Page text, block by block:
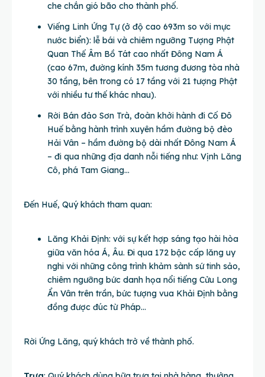
che chắn gió bão cho thành phố.
Viếng Linh Ứng Tự (ở độ cao 693m so với mực
nước biển): lễ bái và chiêm ngưỡng Tượng Phật
Quan Thế Âm Bồ Tát cao nhất Đông Nam Á
(cao 67m, đường kính 35m tương đương tòa nhà
30 tầng, bên trong có 17 tầng với 21 tượng Phật
với nhiều tư thế khác nhau).
Rời Bán đảo Sơn Trà, đoàn khởi hành đi Cố Đô
Huế bằng hành trình xuyên hầm đường bộ đèo
Hải Vân – hầm đường bộ dài nhất Đông Nam Á
– đi qua những địa danh nỗi tiếng như: Vịnh Lăng
Cô, phá Tam Giang…
Đến Huế, Quý khách tham quan:
Lăng Khải Định: với sự kết hợp sáng tạo hài hòa
giữa văn hóa Á, Âu. Đi qua 172 bậc cấp lăng uy
nghi với những công trình khảm sành sứ tinh sảo,
chiêm ngưỡng bức danh họa nổi tiếng Cửu Long
Ẩn Vân trên trần, bức tượng vua Khải Định bằng
đồng được đúc từ Pháp…
Rời Ứng Lăng, quý khách trở về thành phố.